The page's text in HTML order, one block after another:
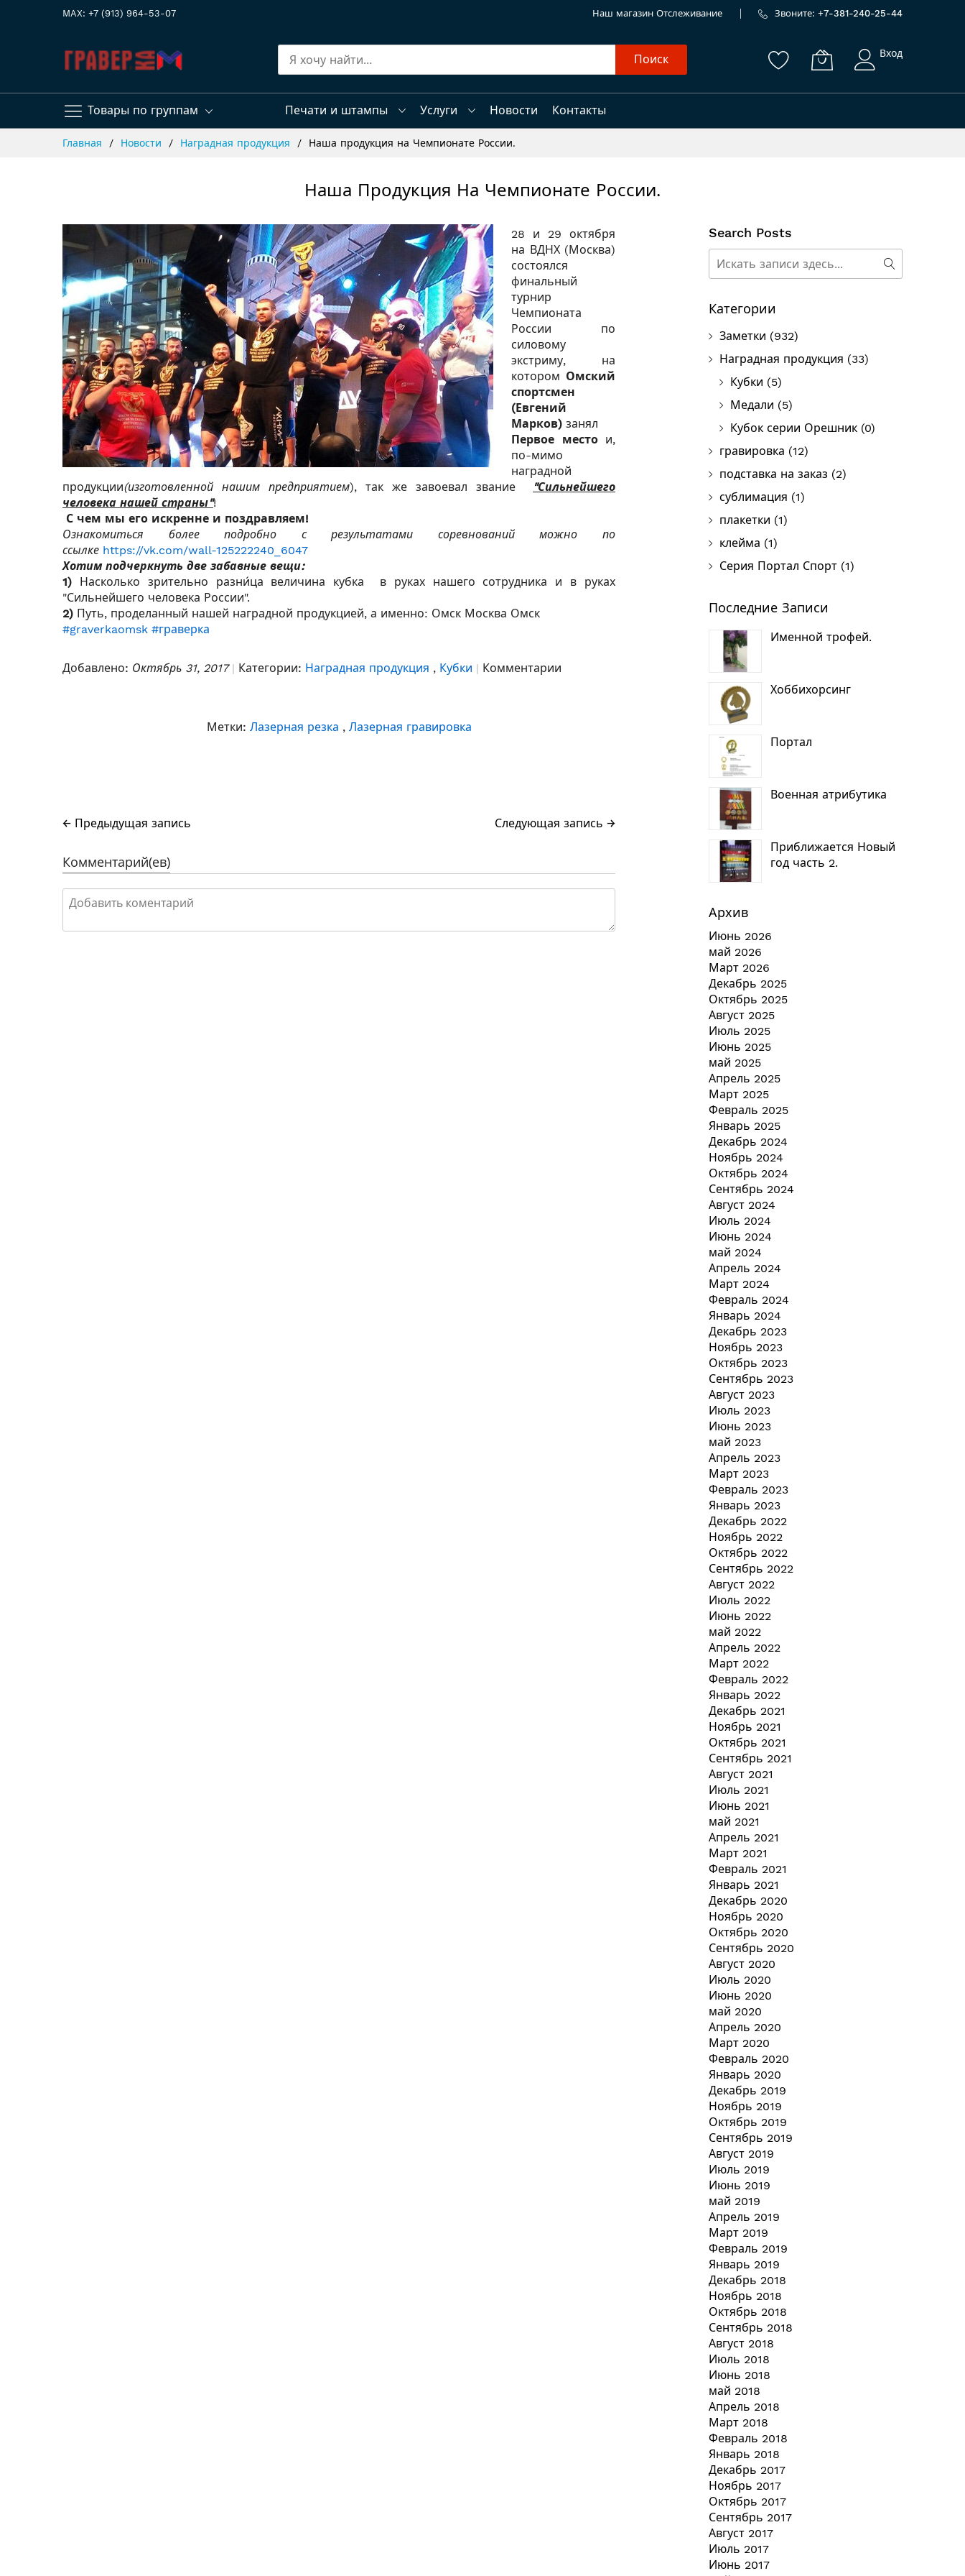
MAX: +7 (913) 964-53-07 Наш магазин Отслеживание Звоните: +7-381-240-25-44
Товары по группам
Поиск Вход
Печати и штампы Услуги Новости
Контакты
Главная Новости Наградная продукция Наша продукция на Чемпионате России.
Наша Продукция На Чемпионате России.
28 и 29 октября
на ВДНХ (Москва)
состоялся
финальный
турнир
Чемпионата
России
по
силовому
экстриму, на
котором Омский
спортсмен
(Евгений
Марков) занял
Первое место и,
по-мимо
наградной
продукции(изготовленной нашим предприятием), так же завоевал звание
"Сильнейшего
человека нашей страны"!
С чем мы его искренне и поздравляем!
Ознакомиться более подробно с результатами соревнований можно по
ссылке https://vk.com/wall-125222240_6047
Хотим подчеркнуть две забавные вещи:
1) Насколько зрительно разни́ца величина кубка
в руках нашего сотрудника и в руках
"Сильнейшего человека России".
2) Путь, проделанный нашей наградной продукцией, а именно: Омск Москва Омск
#graverkaomsk #граверка
Добавлено: Октябрь 31, 2017 Категории: Наградная продукция , Кубки Комментарии
Метки: Лазерная резка , Лазерная гравировка
← Предыдущая запись Следующая запись →
Комментарий(ев)
Search Posts
Поиск
Категории
Заметки (932)
Наградная продукция (33)
Кубки (5)
Медали (5)
Кубок серии Орешник (0)
гравировка (12)
подставка на заказ (2)
сублимация (1)
плакетки (1)
клейма (1)
Серия Портал Спорт (1)
Последние Записи
Именной трофей.
Хоббихорсинг
Портал
Военная атрибутика
Приближается Новый
год часть 2.
Архив
Июнь 2026
май 2026
Март 2026
Декабрь 2025
Октябрь 2025
Август 2025
Июль 2025
Июнь 2025
май 2025
Апрель 2025
Март 2025
Февраль 2025
Январь 2025
Декабрь 2024
Ноябрь 2024
Октябрь 2024
Сентябрь 2024
Август 2024
Июль 2024
Июнь 2024
май 2024
Апрель 2024
Март 2024
Февраль 2024
Январь 2024
Декабрь 2023
Ноябрь 2023
Октябрь 2023
Сентябрь 2023
Август 2023
Июль 2023
Июнь 2023
май 2023
Апрель 2023
Март 2023
Февраль 2023
Январь 2023
Декабрь 2022
Ноябрь 2022
Октябрь 2022
Сентябрь 2022
Август 2022
Июль 2022
Июнь 2022
май 2022
Апрель 2022
Март 2022
Февраль 2022
Январь 2022
Декабрь 2021
Ноябрь 2021
Октябрь 2021
Сентябрь 2021
Август 2021
Июль 2021
Июнь 2021
май 2021
Апрель 2021
Март 2021
Февраль 2021
Январь 2021
Декабрь 2020
Ноябрь 2020
Октябрь 2020
Сентябрь 2020
Август 2020
Июль 2020
Июнь 2020
май 2020
Апрель 2020
Март 2020
Февраль 2020
Январь 2020
Декабрь 2019
Ноябрь 2019
Октябрь 2019
Сентябрь 2019
Август 2019
Июль 2019
Июнь 2019
май 2019
Апрель 2019
Март 2019
Февраль 2019
Январь 2019
Декабрь 2018
Ноябрь 2018
Октябрь 2018
Сентябрь 2018
Август 2018
Июль 2018
Июнь 2018
май 2018
Апрель 2018
Март 2018
Февраль 2018
Январь 2018
Декабрь 2017
Ноябрь 2017
Октябрь 2017
Сентябрь 2017
Август 2017
Июль 2017
Июнь 2017